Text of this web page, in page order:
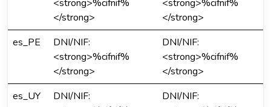
<strong>%cifnif%
</strong>
<strong>%cifnif%
</strong>
es_PE
DNI/NIF:
<strong>%cifnif%
</strong>
DNI/NIF:
<strong>%cifnif%
</strong>
es_UY
DNI/NIF:
DNI/NIF: